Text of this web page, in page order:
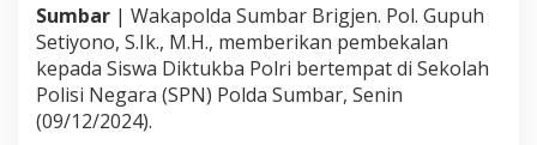
a
d
a
S
i
Sumbar | Wakapolda Sumbar Brigjen. Pol. Gupuh
Setiyono, S.Ik., M.H., memberikan pembekalan
kepada Siswa Diktukba Polri bertempat di Sekolah
Polisi Negara (SPN) Polda Sumbar, Senin
(09/12/2024).